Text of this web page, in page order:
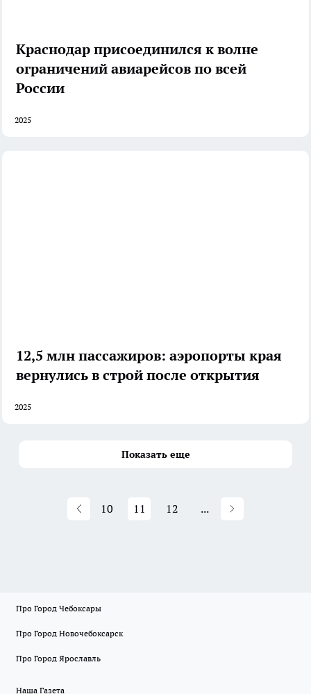
Краснодар присоединился к волне
ограничений авиарейсов по всей
России
2025
12,5 млн пассажиров: аэропорты края
вернулись в строй после открытия
2025
Показать еще
10 11 12 ...
Про Город Чебоксары
Про Город Новочебоксарск
Про Город Ярославль
Наша Газета